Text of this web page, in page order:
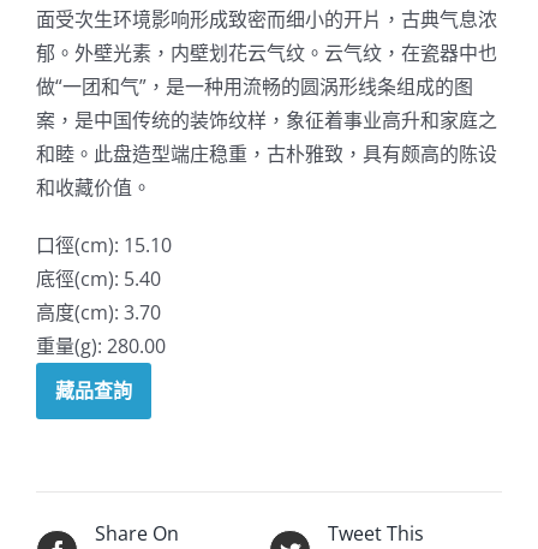
面受次生环境影响形成致密而细小的开片，古典气息浓
郁。外壁光素，内壁划花云气纹。云气纹，在瓷器中也
做“一团和气”，是一种用流畅的圆涡形线条组成的图
案，是中国传统的装饰纹样，象征着事业高升和家庭之
和睦。此盘造型端庄稳重，古朴雅致，具有颇高的陈设
和收藏价值。
口徑(cm): 15.10
底徑(cm): 5.40
高度(cm): 3.70
重量(g): 280.00
藏品查詢
Share On
Tweet This